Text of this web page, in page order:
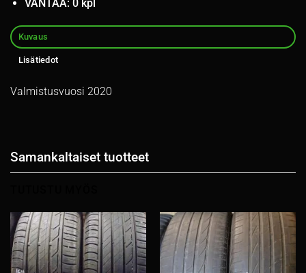
VANTAA: 0 kpl
Kuvaus
Lisätiedot
Valmistusvuosi 2020
Samankaltaiset tuotteet